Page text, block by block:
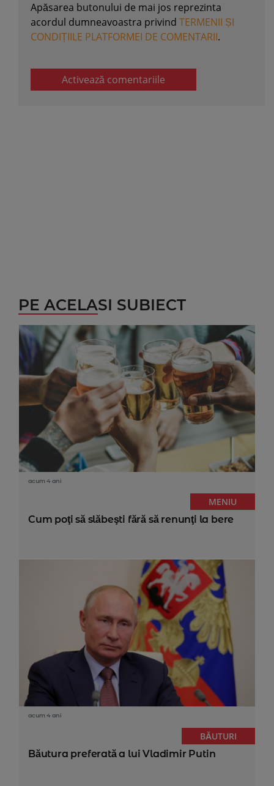
Apăsarea butonului de mai jos reprezinta
acordul dumneavoastra privind TERMENII ȘI
CONDIȚIILE PLATFORMEI DE COMENTARII.
Activează comentariile
PE ACELASI SUBIECT
acum 4 ani
MENIU
Cum poţi să slăbeşti fără să renunţi la bere
acum 4 ani
BĂUTURI
Băutura preferată a lui Vladimir Putin